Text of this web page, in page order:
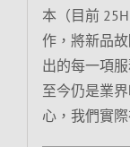
本（目前
作，將新品
出的每一項
至今仍是業
心，我們實